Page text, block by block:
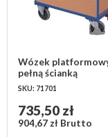
Wózek
pełną ścianką
1125x700x1015 mm
SKU: 71701
735,50 zł
904,67 zł Brutto